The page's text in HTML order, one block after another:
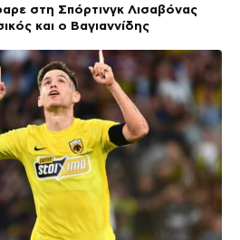
στη Σπόρτινγκ Λισαβόνας
και ο Βαγιαννίδης